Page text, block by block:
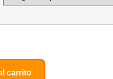
carrito